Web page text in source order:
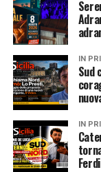
IN
Sud
IN